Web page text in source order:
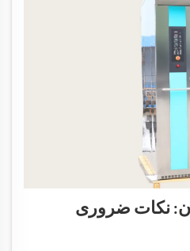
نکات ضروری